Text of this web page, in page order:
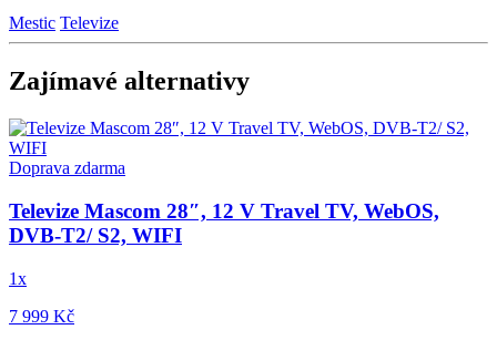
Mestic Televize
Zajímavé alternativy
Doprava zdarma
Televize Mascom 28″, 12 V Travel TV, WebOS,
DVB-T2/ S2, WIFI
1x
7 999 Kč